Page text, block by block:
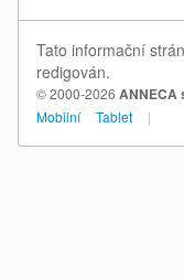
Tato informační
redigován.
© 2000-2026 ANNECA
Mobilní
Tablet |